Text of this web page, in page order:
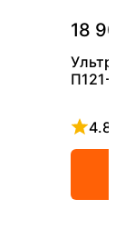
18
П121-
4.8